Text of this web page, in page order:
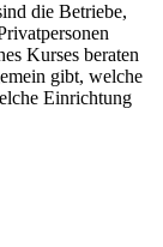
die Betriebe,
Kurses beraten
gibt, welche
Einrichtung